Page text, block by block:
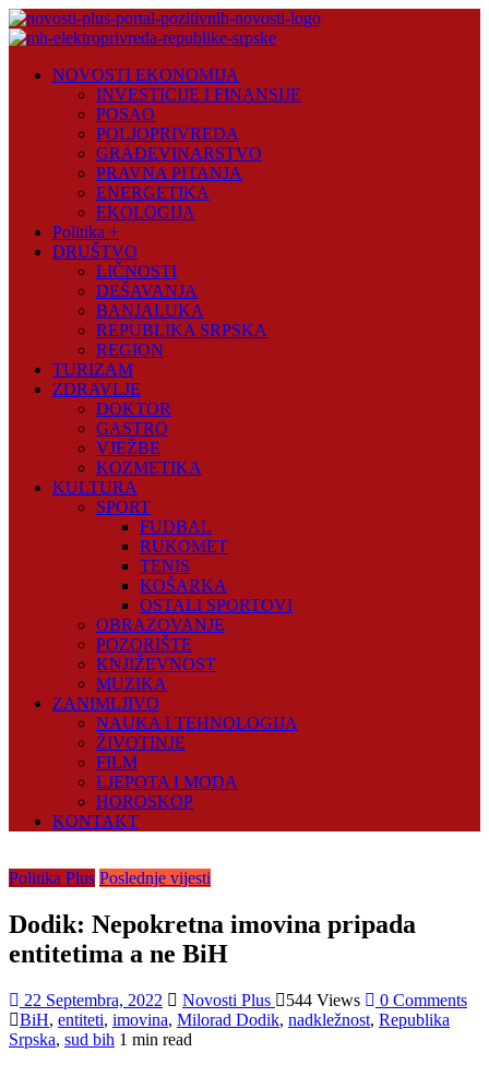
Skip
to
Plus
NOVOSTI EKONOMIJA
INVESTICIJE I FINANSIJE
POSAO
POLJOPRIVREDA
GRAĐEVINARSTVO
PRAVNA PITANJA
ENERGETIKA
EKOLOGIJA
Politika +
DRUŠTVO
LIČNOSTI
DEŠAVANJA
BANJALUKA
REPUBLIKA SRPSKA
REGION
TURIZAM
ZDRAVLJE
DOKTOR
GASTRO
VJEŽBE
KOZMETIKA
KULTURA
SPORT
FUDBAL
RUKOMET
TENIS
KOŠARKA
OSTALI SPORTOVI
OBRAZOVANJE
POZORIŠTE
KNJIŽEVNOST
MUZIKA
ZANIMLJIVO
NAUKA I TEHNOLOGIJA
ŽIVOTINJE
FILM
LJEPOTA I MODA
HOROSKOP
KONTAKT
Politika Plus Poslednje vijesti
Dodik: Nepokretna imovina pripada
entitetima a ne BiH
22 Septembra, 2022 Novosti Plus 544 Views
0 Comments
BiH, entiteti, imovina, Milorad Dodik, nadkležnost, Republika
Srpska, sud bih 1 min read